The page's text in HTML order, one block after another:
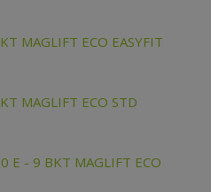
MAGLIFT ECO EASYFIT
MAGLIFT ECO STD
E - 9 BKT MAGLIFT ECO